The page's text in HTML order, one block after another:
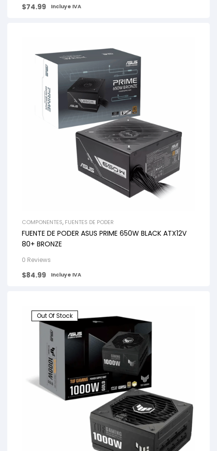
$74.99 Incluye IVA
COMPONENTES, FUENTES DE PODER
FUENTE DE PODER ASUS PRIME 650W BLACK ATX12V
80+ BRONZE
0 Reviews
$84.99 Incluye IVA
Out Of Stock